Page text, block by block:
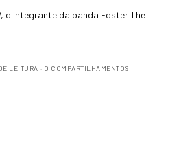
o integrante da banda Foster The
LEITURA 0 COMPARTILHAMENTOS